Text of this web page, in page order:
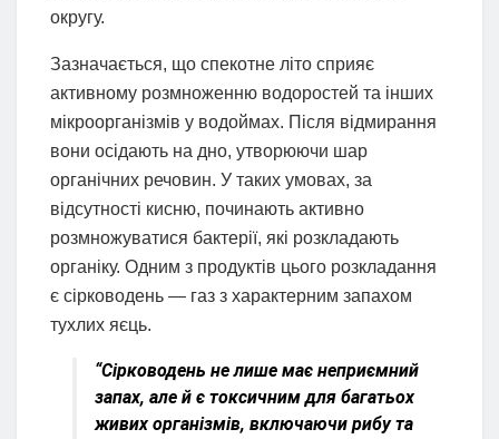
округу.
Зазначається, що спекотне літо сприяє
активному розмноженню водоростей та інших
мікроорганізмів у водоймах. Після відмирання
вони осідають на дно, утворюючи шар
органічних речовин. У таких умовах, за
відсутності кисню, починають активно
розмножуватися бактерії, які розкладають
органіку. Одним з продуктів цього розкладання
є сірководень — газ з характерним запахом
тухлих яєць.
“Сірководень не лише має неприємний
запах, але й є токсичним для багатьох
живих організмів, включаючи рибу та